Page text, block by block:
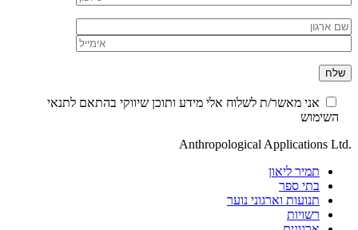
אני מאשר/ת לשלוח אלי מידע ותוכן שיווקי בהתאם לתנאי
השימוש
.Anthropological Applications Ltd
תמיר ליאון
בתי ספר
תנועות וארגוני נוער
רשויות